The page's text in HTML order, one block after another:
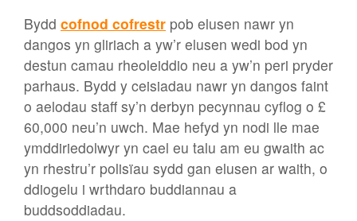
Bydd cofnod cofrestr pob elusen nawr yn
dangos yn gliriach a yw’r elusen wedi bod yn
destun camau rheoleiddio neu a yw’n peri pryder
parhaus. Bydd y ceisiadau nawr yn dangos faint
o aelodau staff sy’n derbyn pecynnau cyflog o £
60,000 neu’n uwch. Mae hefyd yn nodi lle mae
ymddiriedolwyr yn cael eu talu am eu gwaith ac
yn rhestru’r polisïau sydd gan elusen ar waith, o
ddiogelu i wrthdaro buddiannau a
buddsoddiadau.